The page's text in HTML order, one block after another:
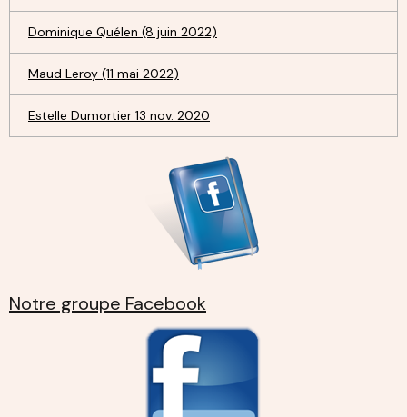
Dominique Quélen (8 juin 2022)
Maud Leroy (11 mai 2022)
Estelle Dumortier 13 nov. 2020
Notre groupe Facebook